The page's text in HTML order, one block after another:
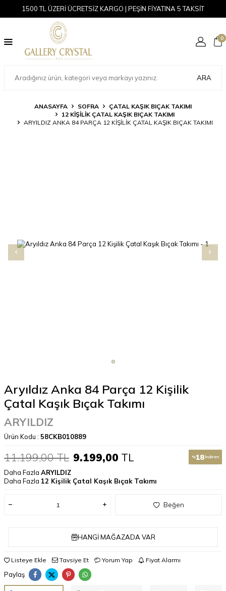
1500 TL ÜZERİ ÜCRETSİZ KARGO | PEŞİN FİYATINA 5 TAKSİT
ARA
0
ANASAYFA SOFRA
ÇATAL KAŞIK BIÇAK TAKIMI
12 KIŞILIK ÇATAL KAŞIK BIÇAK TAKIMI
ARYILDIZ ANKA 84 PARÇA 12 KIŞILIK ÇATAL KAŞIK BIÇAK TAKIMI
Aryıldız Anka 84 Parça 12 Kişilik
Çatal Kaşık Bıçak Takımı
ARYILDIZ
Ürün Kodu : 58CKB010889
11.199,00TL 9.199,00 TL %18İndirim
Daha Fazla ARYILDIZ
Daha Fazla 12 Kişilik Çatal Kaşık Bıçak Takımı
Beğen
HANGI MAĞAZADA VAR
Listeye Ekle Tavsiye Et Yorum Yap Fiyat Alarmı
Paylaş